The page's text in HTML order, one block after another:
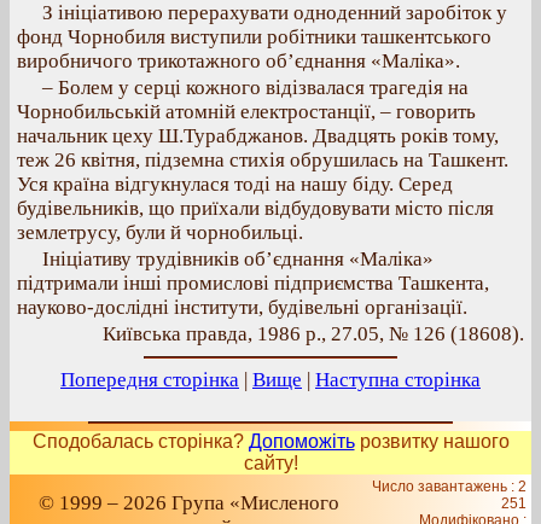
З ініціативою перерахувати одноденний заробіток у
фонд Чорнобиля виступили робітники ташкентського
виробничого трикотажного об’єднання «Маліка».
– Болем у серці кожного відізвалася трагедія на
Чорнобильській атомній електростанції, – говорить
начальник цеху Ш.Турабджанов. Двадцять років тому,
теж 26 квітня, підземна стихія обрушилась на Ташкент.
Уся країна відгукнулася тоді на нашу біду. Серед
будівельників, що приїхали відбудовувати місто після
землетрусу, були й чорнобильці.
Ініціативу трудівників об’єднання «Маліка»
підтримали інші промислові підприємства Ташкента,
науково-дослідні інститути, будівельні організації.
Київська правда, 1986 р., 27.05, № 126 (18608).
Попередня сторінка | Вище | Наступна сторінка
Сподобалась сторінка? Допоможітьрозвитку нашого
сайту!
© 1999 – 2026 Група «Мисленого
Число завантажень : 2
251
Модифіковано :